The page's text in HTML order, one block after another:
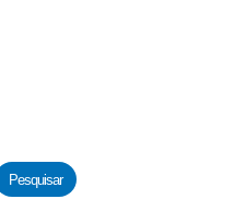
Pesquisar